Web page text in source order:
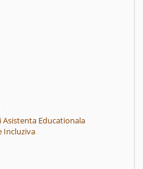
Asistenta Educationala
Incluziva